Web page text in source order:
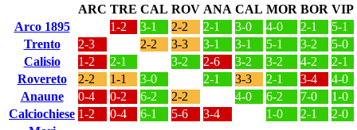
ARC TRE CAL ROV ANA CAL MOR BOR VIP
Arco 1895
1-2 3-1 2-2 2-1 3-0 4-0 2-1
5-1
Trento
2-3 2-2 3-3 3-1 3-1 5-1 3-2
5-0
Calisio
1-2 2-1 3-2 2-6 3-2 3-2 4-2
2-1
Rovereto
2-2 1-1 3-0 2-1 3-3 2-1 3-4
4-0
Anaune
0-4 0-2 6-2 2-2 4-0 6-2 7-0
1-0
Calciochiese 1-2 0-4 6-1 5-6 3-4 1-0 2-1
2-0